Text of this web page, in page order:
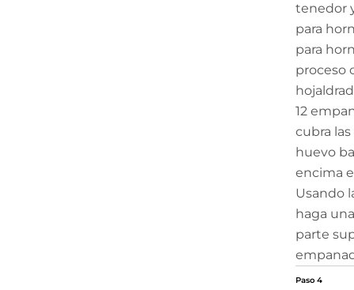
tenedor
para
para
proceso
12
cubra
huevo
encima
Usando
haga
parte
Paso 4